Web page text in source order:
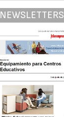
NEWSLETTERS